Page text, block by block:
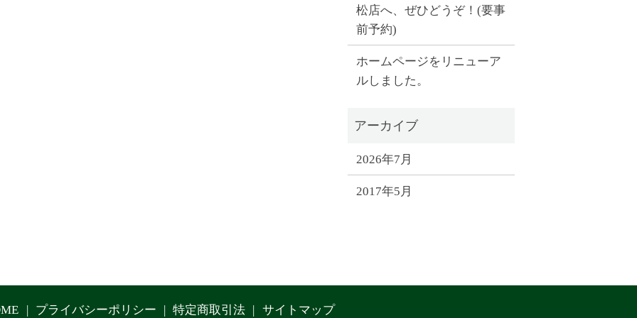
松店へ、ぜひどうぞ！(要事
前予約)
ホームページをリニューア
ルしました。
2026年7月
2017年5月
プライバシーポリシー 特定商取引法 サイトマップ